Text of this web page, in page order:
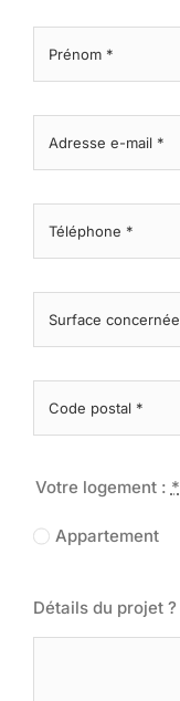
Votre logement : *
Appartement
Détails du projet ?